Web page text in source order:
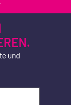
und